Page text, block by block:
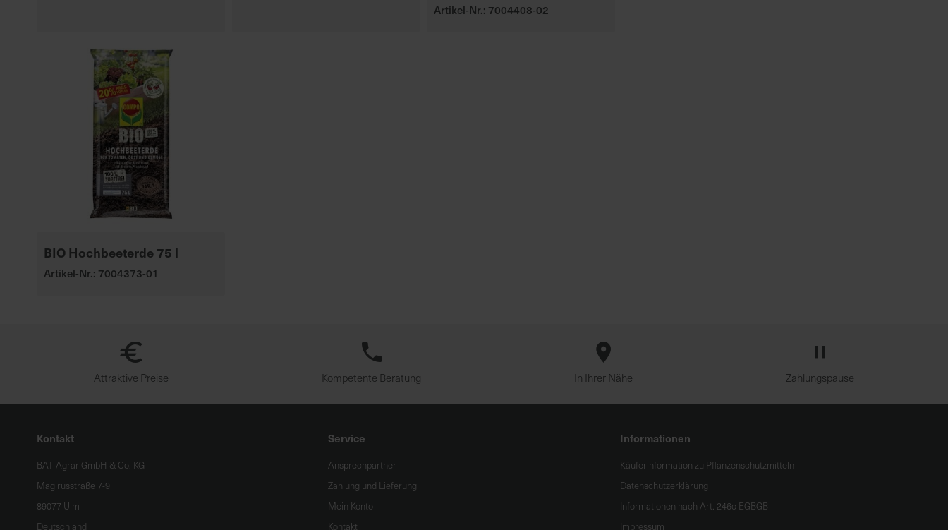
Artikel-Nr.: 7004408-02
BIO Hochbeeterde 75 l
Artikel-Nr.: 7004373-01
Attraktive Preise Kompetente Beratung In Ihrer Nähe Zahlungspause
Kontakt
BAT Agrar GmbH & Co. KG
Magirusstraße 7-9
89077 Ulm
Deutschland
Service
Ansprechpartner
Zahlung und Lieferung
Mein Konto
Kontakt
Informationen
Käuferinformation zu Pflanzenschutzmitteln
Datenschutzerklärung
Informationen nach Art. 246c EGBGB
Impressum